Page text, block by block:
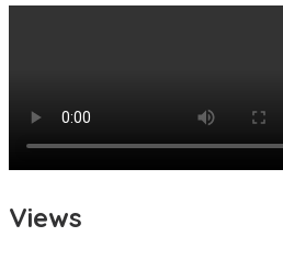
Views